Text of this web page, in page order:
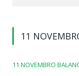
11
11 NOVEMBRO